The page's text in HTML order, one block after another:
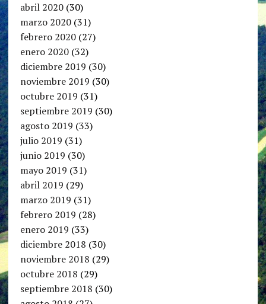
abril 2020(30)
marzo 2020(31)
febrero 2020(27)
enero 2020(32)
diciembre 2019 (30)
noviembre 2019 (30)
octubre 2019 (31)
septiembre 2019 (30)
agosto 2019 (33)
julio 2019 (31)
junio 2019 (30)
mayo 2019 (31)
abril 2019 (29)
marzo 2019 (31)
febrero 2019 (28)
enero 2019 (33)
diciembre 2018 (30)
noviembre 2018 (29)
octubre 2018 (29)
septiembre 2018 (30)